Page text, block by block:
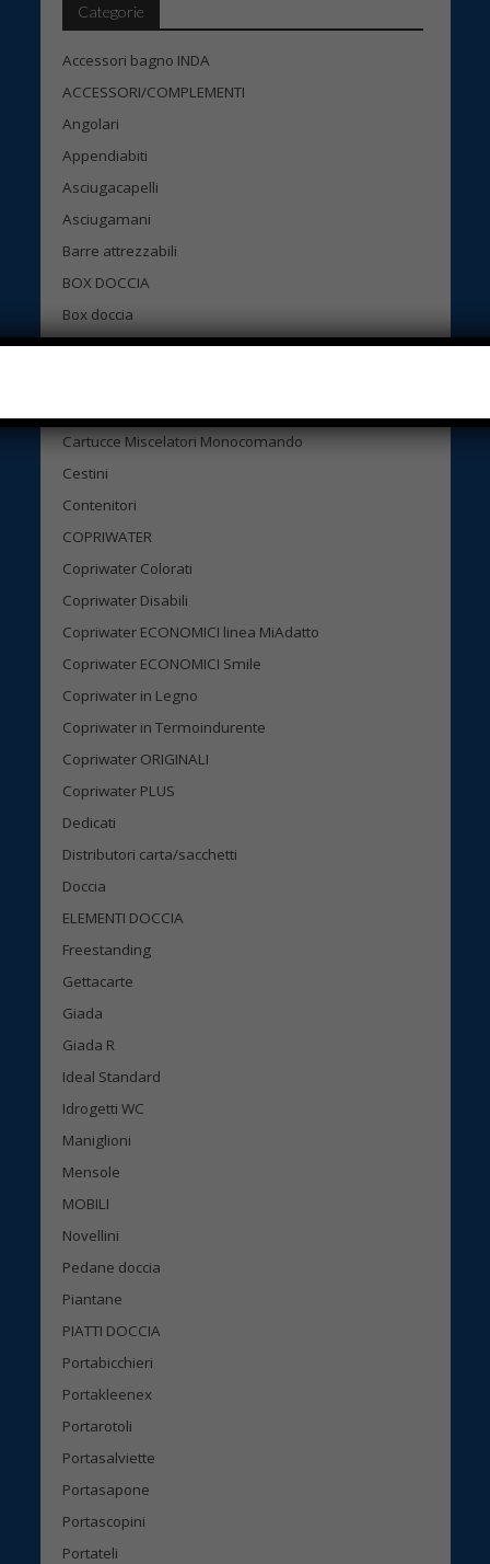
Categorie
Accessori bagno INDA
ACCESSORI/COMPLEMENTI
Angolari
Appendiabiti
Asciugacapelli
Asciugamani
Barre attrezzabili
BOX DOCCIA
Box doccia
Box Doccia Novellini
Cartucce Miscelatori Monocomando
Cestini
Contenitori
COPRIWATER
Copriwater Colorati
Copriwater Disabili
Copriwater ECONOMICI linea MiAdatto
Copriwater ECONOMICI Smile
Copriwater in Legno
Copriwater in Termoindurente
Copriwater ORIGINALI
Copriwater PLUS
Dedicati
Distributori carta/sacchetti
Doccia
ELEMENTI DOCCIA
Freestanding
Gettacarte
Giada
Giada R
Ideal Standard
Idrogetti WC
Maniglioni
Mensole
MOBILI
Novellini
Pedane doccia
Piantane
PIATTI DOCCIA
Portabicchieri
Portakleenex
Portarotoli
Portasalviette
Portasapone
Portascopini
Portateli